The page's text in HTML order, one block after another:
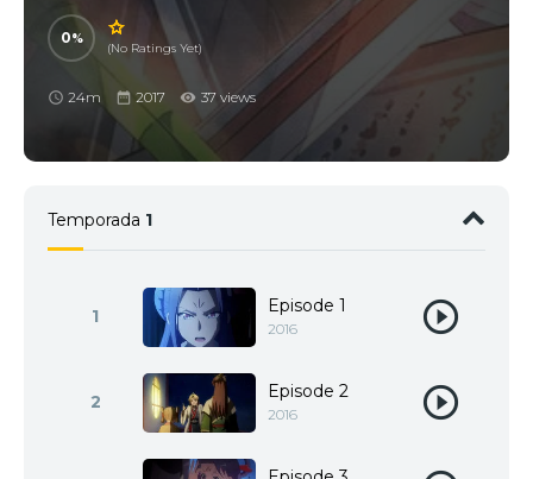
0
(No Ratings Yet)
24m 2017 37 views
Temporada 1
1 Episode 1
2016
2 Episode 2
2016